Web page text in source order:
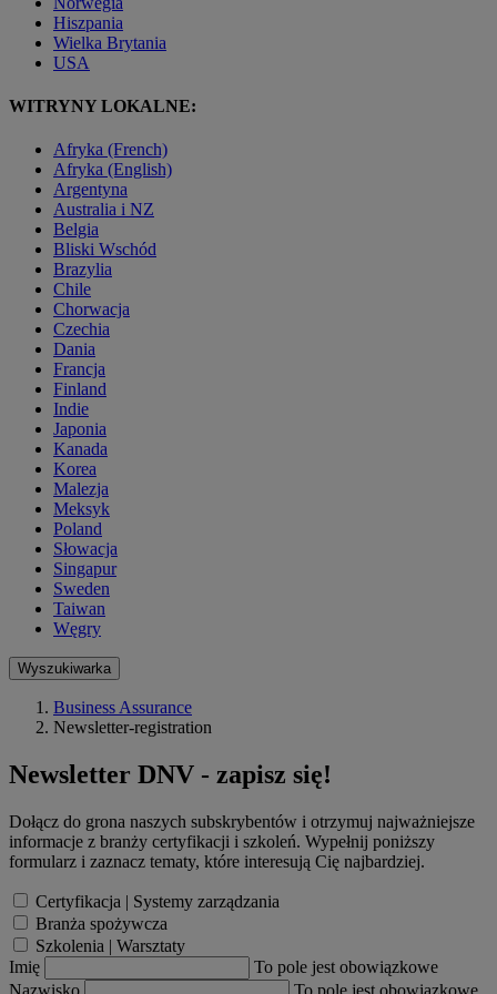
Hiszpania
Wielka Brytania
USA
WITRYNY LOKALNE:
Afryka (French)
Afryka (English)
Argentyna
Australia i NZ
Belgia
Bliski Wschód
Brazylia
Chile
Chorwacja
Czechia
Dania
Francja
Finland
Indie
Japonia
Kanada
Korea
Malezja
Meksyk
Poland
Słowacja
Singapur
Sweden
Taiwan
Węgry
Wyszukiwarka
Business Assurance
Newsletter-registration
Newsletter DNV - zapisz się!
Dołącz do grona naszych subskrybentów i otrzymuj najważniejsze
informacje z branży certyfikacji i szkoleń. Wypełnij poniższy
formularz i zaznacz tematy, które interesują Cię najbardziej.
Certyfikacja | Systemy zarządzania
Branża spożywcza
Szkolenia | Warsztaty
Imię
To pole jest obowiązkowe
Nazwisko
To pole jest obowiązkowe